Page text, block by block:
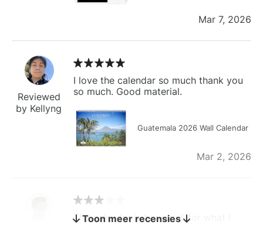
Mar 7, 2026
Reviewed
by Kellyng
I love the calendar so much thank you
so much. Good material.
Guatemala 2026 Wall Calendar
Mar 2, 2026
The calendar is too small for what I
Toon meer recensies